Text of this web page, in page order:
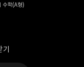
수학(A형)
기